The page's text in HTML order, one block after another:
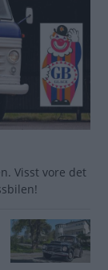
Visst vore det